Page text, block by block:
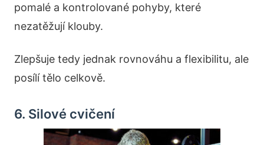
pomalé a kontrolované pohyby, které
nezatěžují klouby.
Zlepšuje tedy jednak rovnováhu a flexibilitu, ale
posílí tělo celkově.
6. Silové cvičení